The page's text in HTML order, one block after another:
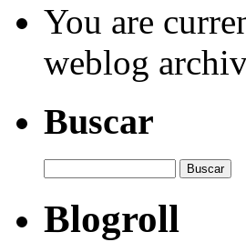
You are
weblog
Buscar
Blogroll